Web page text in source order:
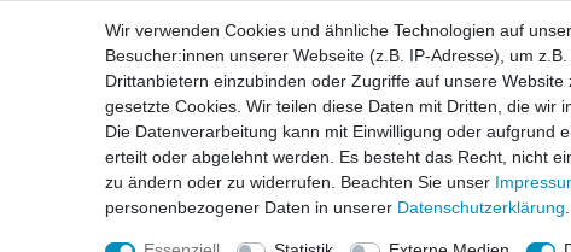
ZAHLUNGS-
Impressum
Wir verwenden Cookies und ähnliche Technologien auf
Besucher:innen unserer Webseite (z.B. IP-Adresse), um
Drittanbietern einzubinden oder Zugriffe auf unsere
gesetzte Cookies. Wir teilen diese Daten mit Dritten, die wir
Die Datenverarbeitung kann mit Einwilligung oder aufgrund
erteilt oder abgelehnt werden. Es besteht das Recht, nicht
zu ändern oder zu widerrufen. Beachten Sie unser
personenbezogener Daten in unserer Daten­schutz­erklärung